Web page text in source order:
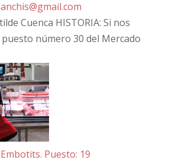
Cuenca HISTORIA: Si nos
número 30 del Mercado
Puesto: 19